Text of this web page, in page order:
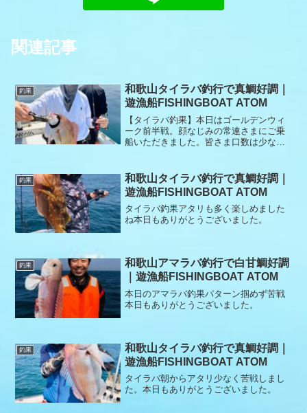
関連記事
釣果
和歌山タイラバ釣行で真鯛好調｜
遊漁船FISHINGBOAT ATOM
【タイラバ釣果】本日はゴールデンウィ
ーク前半戦。顔なじみの常連さまにご乗
船いただきました。皆さま口数は少なめ
空気がひしひしと伝わってきました。ポ
イントではアタリは多いものの、バラシ
が続出。迎えたゴールデンタイムは、真
鯛3枚で終了となりました。その後は移動
を繰り返しながら、最後までポツポツと
す。
釣果
和歌山タイラバ釣行で真鯛好調｜
遊漁船FISHINGBOAT ATOM
タイラバ釣果アタリも多く楽しめました
ね本日もありがとうございました。
釣果
和歌山アマラバ釣行で白甘鯛好調
｜遊漁船FISHINGBOAT ATOM
本日のアマラバ釣果パターン掴めず苦戦
本日もありがとうございました。
釣果
和歌山タイラバ釣行で真鯛好調｜
遊漁船FISHINGBOAT ATOM
タイラバ朝からアタリ少なく苦戦しまし
た。本日もありがとうございました。